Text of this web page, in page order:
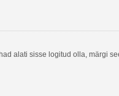
alati sisse logitud olla, märgi